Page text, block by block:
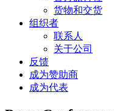
货物和交货
组织者
联系人
关于公司
反馈
成为赞助商
成为代表